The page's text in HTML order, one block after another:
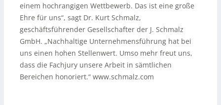
einem hochrangigen Wettbewerb. Das ist eine große
Ehre für uns“, sagt Dr. Kurt Schmalz,
geschäftsführender Gesellschafter der J. Schmalz
GmbH. „Nachhaltige Unternehmensführung hat bei
uns einen hohen Stellenwert. Umso mehr freut uns,
dass die Fachjury unsere Arbeit in sämtlichen
Bereichen honoriert.“ www.schmalz.com